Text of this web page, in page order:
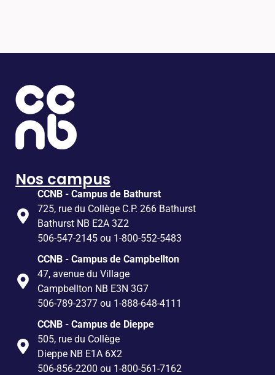
Nos campus
CCNB - Campus de Bathurst
725, rue du Collège C.P. 266 Bathurst
Bathurst NB E2A 3Z2
506-547-2145 ou 1-800-552-5483
CCNB - Campus de Campbellton
47, avenue du Village
Campbellton NB E3N 3G7
506-789-2377 ou 1-888-648-4111
CCNB - Campus de Dieppe
505, rue du Collège
Dieppe NB E1A 6X2
506-856-2200 ou 1-800-561-7162